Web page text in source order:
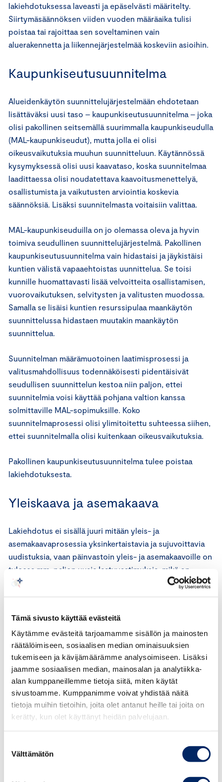
Tämä sivusto käyttää evästeitä
Käytämme evästeitä tarjoamamme sisällön ja mainosten
räätälöimiseen, sosiaalisen median ominaisuuksien
tukemiseen ja kävijämäärämme analysoimiseen. Lisäksi
jaamme sosiaalisen median, mainosalan ja analytiikka-
alan kumppaneillemme tietoja siitä, miten käytät
sivustoamme. Kumppanimme voivat yhdistää näitä
tietoja muihin tietoihin, joita olet antanut heille tai joita on
kerätty, kun olet käyttänyt heidän palvelujaan.
valinta
Välttämätön
lakiehdotuksessa laveasti ja epäselvästi määritelty.
Siirtymäsäännöksen viiden vuoden määräaika tulisi
poistaa tai rajoittaa sen soveltaminen vain
aluerakennetta ja liikennejärjestelmää koskeviin asioihin.
Kaupunkiseutusuunnitelma
Alueidenkäytön suunnittelujärjestelmään ehdotetaan
lisättäväksi uusi taso – kaupunkiseutusuunnitelma – joka
olisi pakollinen seitsemällä suurimmalla kaupunkiseudulla
(MAL-kaupunkiseudut), mutta jolla ei olisi
oikeusvaikutuksia muuhun suunnitteluun. Käytännössä
kysymyksessä olisi uusi kaavataso, koska suunnitelmaa
laadittaessa olisi noudatettava kaavoitusmenettelyä,
osallistumista ja vaikutusten arviointia koskevia
säännöksiä. Lisäksi suunnitelmasta voitaisiin valittaa.
MAL-kaupunkiseuduilla on jo olemassa oleva ja hyvin
toimiva seudullinen suunnittelujärjestelmä. Pakollinen
kaupunkiseutusuunnitelma vain hidastaisi ja jäykistäisi
kuntien välistä vapaaehtoistas uunnittelua. Se toisi
kunnille huomattavasti lisää velvoitteita osallistamisen,
vuorovaikutuksen, selvitysten ja valitusten muodossa.
Samalla se lisäisi kuntien resurssipulaa maankäytön
suunnittelussa hidastaen muutakin maankäytön
suunnittelua.
Suunnitelman määrämuotoinen laatimisprosessi ja
valitusmahdollisuus todennäköisesti pidentäisivät
seudullisen suunnittelun kestoa niin paljon, ettei
suunnitelmia voisi käyttää pohjana valtion kanssa
solmittaville MAL-sopimuksille. Koko
suunnitelmaprosessi olisi ylimitoitettu suhteessa siihen,
ettei suunnitelmalla olisi kuitenkaan oikeusvaikutuksia.
Pakollinen kaupunkiseutusuunnitelma tulee poistaa
lakiehdotuksesta.
Yleiskaava ja asemakaava
Lakiehdotus ei sisällä juuri mitään yleis- ja
asemakaavaprosessia yksinkertaistavia ja sujuvoittavia
uudistuksia, vaan päinvastoin yleis- ja asemakaavoille on
tulossa mm. paljon uusia laatuvaatimuksia, mikä on
omiaan lisäämään selvitysvelvollisuuksia sekä
monimutkaistamaan ja hidastamaan kaavoitusta. On
lakiehdotukseen. Ehdotettu yleisja asemakaavan
yhteiskäsittely on kannatettava, mutta sillä on vain
marginaalinen merkitys, koska nykyisinkin yleis- ja
asemakaavoja on voitu valmistella yhtä aikaa.
Laajasti ja epäselvästi määritelty viherrakenne on
sisällytetty myös yleiskaavan laatuvaatimuksiin. Edellä
mainituin perustein käsite tulee joko poistaa
laatuvaatimuksista tai määritellä paljon selkeämmin.
Yleisesti tunnettu ongelma kuntakaavoituksessa on
asemakaavoituksen liiallinen yksityiskohtaisuus, mikä